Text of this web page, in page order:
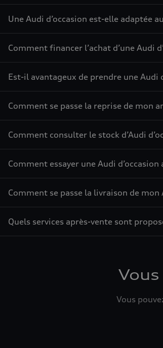
Une Audi d’occasion est-elle adaptée
Comment financer l’achat d’une Audi
Est-il avantageux de prendre une Audi
Comment se passe la reprise de mon
Comment consulter le stock d’Audi
Comment essayer une Audi d’occasion
Comment se passe la livraison de mon
Quels services après-vente sont
Vous